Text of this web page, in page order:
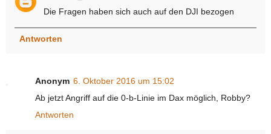
Die Fragen haben sich auch auf den DJI bezogen
Antworten
Anonym 6. Oktober 2016 um 15:02
Ab jetzt Angriff auf die 0-b-Linie im Dax möglich, Robby?
Antworten